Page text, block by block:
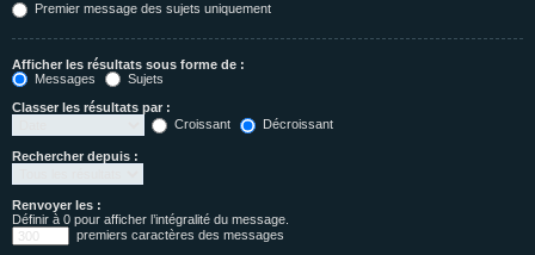
Premier message des sujets uniquement
Afficher les résultats sous forme de :
Messages
Sujets
Classer les résultats par :
Croissant
Décroissant
Rechercher depuis :
Renvoyer les :
Définir à 0 pour afficher l’intégralité du message.
premiers caractères des messages